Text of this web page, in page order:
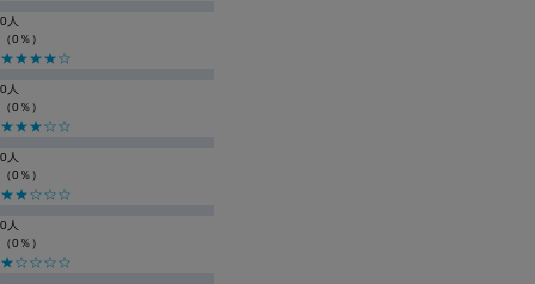
0人
（0％）
★★★★☆
0人
（0％）
★★★☆☆
0人
（0％）
★★☆☆☆
0人
（0％）
★☆☆☆☆